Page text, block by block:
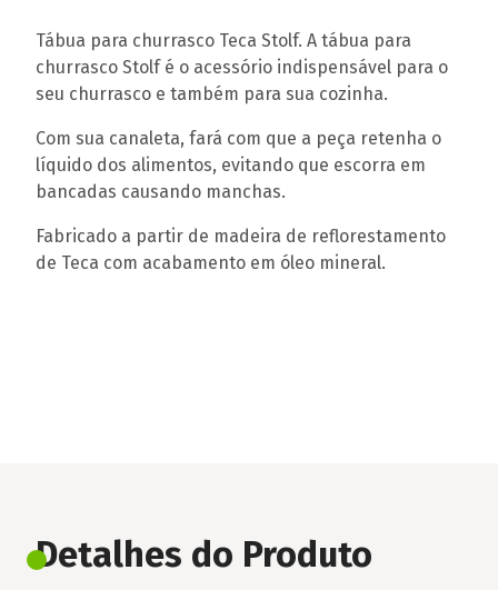
Tábua para churrasco Teca Stolf. A tábua para
churrasco Stolf é o acessório indispensável para o
seu churrasco e também para sua cozinha.
Com sua canaleta, fará com que a peça retenha o
líquido dos alimentos, evitando que escorra em
bancadas causando manchas.
Fabricado a partir de madeira de reflorestamento
de Teca com acabamento em óleo mineral.
Detalhes do Produto